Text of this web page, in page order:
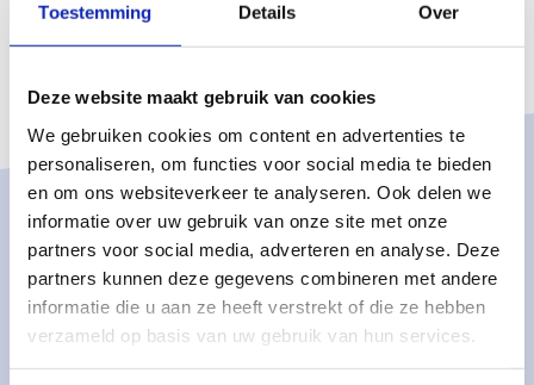
Toestemming Details Over
Deze website maakt gebruik van cookies
We gebruiken cookies om content en advertenties te
personaliseren, om functies voor social media te bieden
en om ons websiteverkeer te analyseren. Ook delen we
informatie over uw gebruik van onze site met onze
partners voor social media, adverteren en analyse. Deze
partners kunnen deze gegevens combineren met andere
informatie die u aan ze heeft verstrekt of die ze hebben
verzameld op basis van uw gebruik van hun services.
Solutions
Managed services
Managed dedicated servers